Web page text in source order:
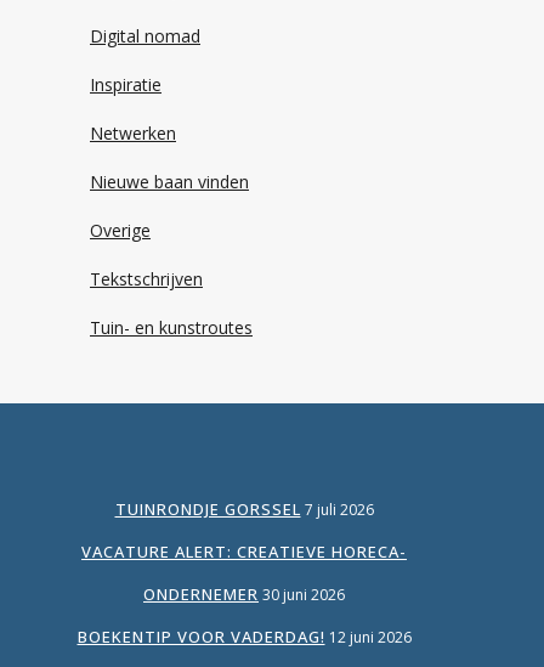
Digital nomad
Inspiratie
Netwerken
Nieuwe baan vinden
Overige
Tekstschrijven
Tuin- en kunstroutes
TUINRONDJE GORSSEL 7 juli 2026
VACATURE ALERT: CREATIEVE HORECA-
ONDERNEMER 30 juni 2026
BOEKENTIP VOOR VADERDAG! 12 juni 2026